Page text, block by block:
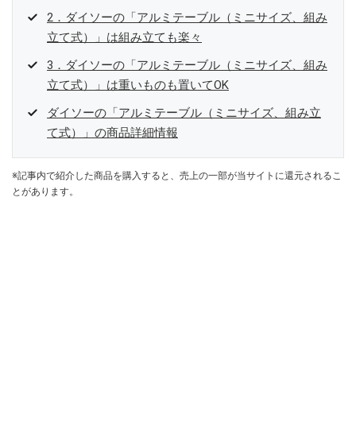
2．ダイソーの「アルミテーブル（ミニサイズ、組み
立て式）」は組み立ても楽々
3．ダイソーの「アルミテーブル（ミニサイズ、組み
立て式）」は重いものも置いてOK
ダイソーの「アルミテーブル（ミニサイズ、組み立
て式）」の商品詳細情報
※記事内で紹介した商品を購入すると、売上の一部が当サイトに還元されるこ
とがあります。